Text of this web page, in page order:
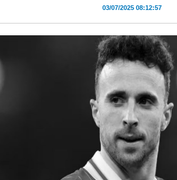
03/07/2025 08:12:57